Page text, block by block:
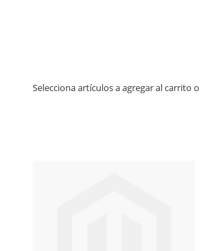
Selecciona artículos a agregar al carrito o